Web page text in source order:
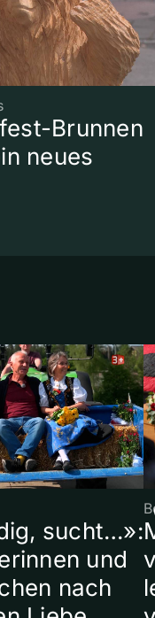
Brunnen
neues
sucht…»:
und
nach